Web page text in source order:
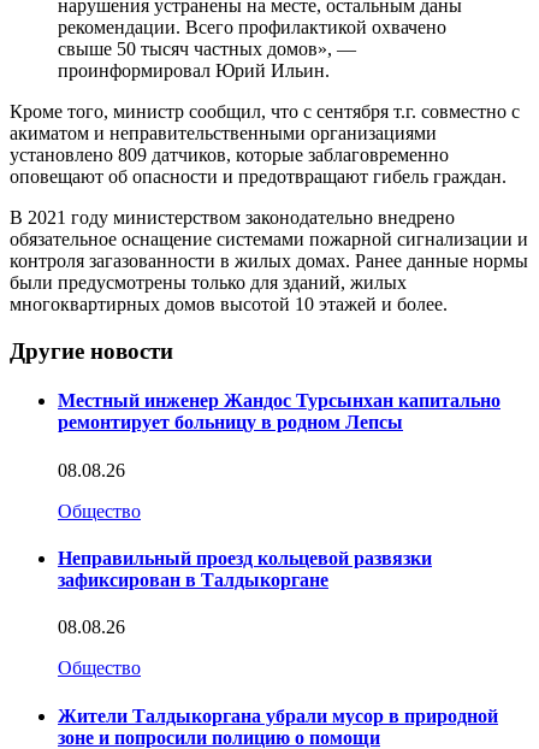
нарушения устранены на месте, остальным даны
рекомендации. Всего профилактикой охвачено
свыше 50 тысяч частных домов», —
проинформировал Юрий Ильин.
Кроме того, министр сообщил, что с сентября т.г. совместно с
акиматом и неправительственными организациями
установлено 809 датчиков, которые заблаговременно
оповещают об опасности и предотвращают гибель граждан.
В 2021 году министерством законодательно внедрено
обязательное оснащение системами пожарной сигнализации и
контроля загазованности в жилых домах. Ранее данные нормы
были предусмотрены только для зданий, жилых
многоквартирных домов высотой 10 этажей и более.
Другие новости
Местный инженер Жандос Турсынхан капитально
ремонтирует больницу в родном Лепсы
08.08.26
Общество
Неправильный проезд кольцевой развязки
зафиксирован в Талдыкоргане
08.08.26
Общество
Жители Талдыкоргана убрали мусор в природной
зоне и попросили полицию о помощи